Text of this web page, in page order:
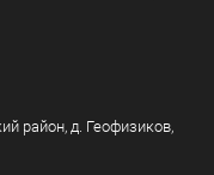
район, д. Геофизиков,